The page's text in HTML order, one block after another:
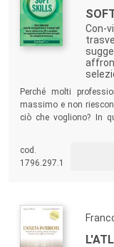
Con-
Perché molti
massimo e non
ciò che vogliono? In
essenziale di quelle
testimonianze
con cui poter
cod.
1796.297.1